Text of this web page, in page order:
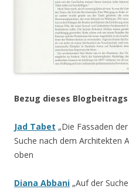
Bezug dieses Blogbeitrags
Jad Tabet „Die Fassaden
Suche nach dem Architekten
oben
Diana Abbani „Auf der